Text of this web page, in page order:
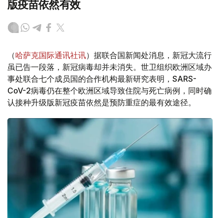
版疫苗依然有效
（哈萨克国际通讯社讯）据联合国新闻处消息，新冠大流行
虽已告一段落，新冠病毒却并未消失。世卫组织欧洲区域办
事处联合七个成员国的合作机构最新研究表明，SARS-
CoV-2病毒仍在整个欧洲区域导致住院与死亡病例，同时确
认接种升级版新冠疫苗依然是预防重症的最有效途径。